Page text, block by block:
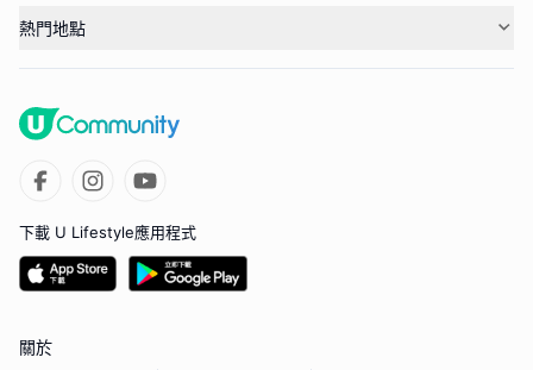
熱門地點
下載 U Lifestyle應用程式
關於